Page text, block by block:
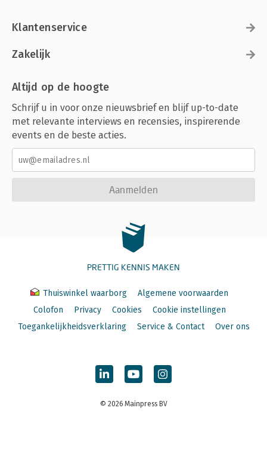
Klantenservice
Zakelijk
Altijd op de hoogte
Schrijf u in voor onze nieuwsbrief en blijf up-to-date
met relevante interviews en recensies, inspirerende
events en de beste acties.
Aanmelden
PRETTIG KENNIS MAKEN
Thuiswinkel waarborg
Algemene voorwaarden
Colofon
Privacy Cookies
Cookie instellingen
Toegankelijkheidsverklaring
Service & Contact Over ons
© 2026 Mainpress BV